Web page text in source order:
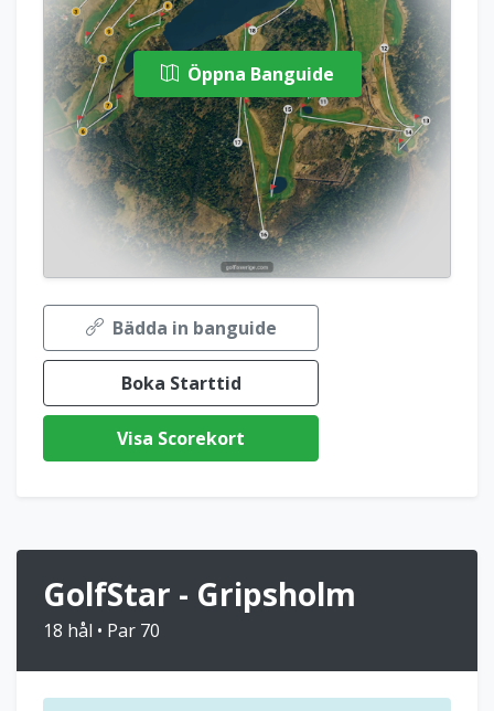
Öppna Banguide
Bädda in banguide
Boka Starttid
Visa Scorekort
GolfStar - Gripsholm
18 hål • Par 70